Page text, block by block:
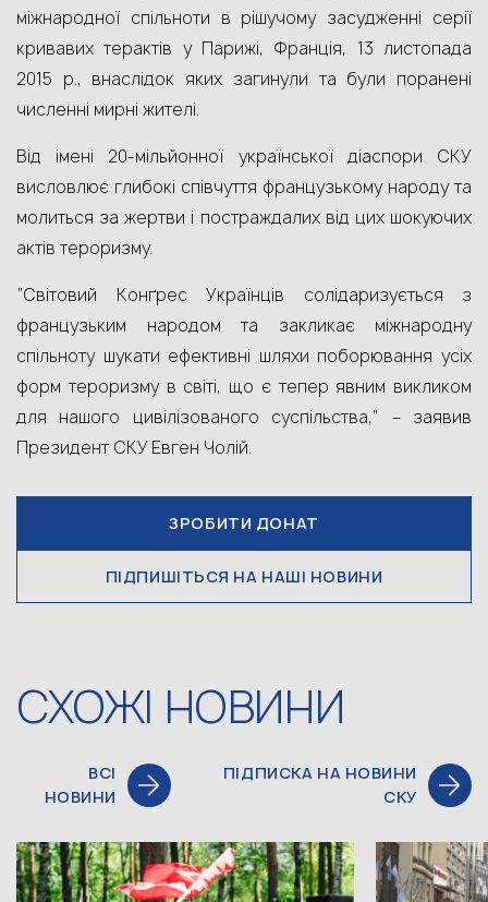
міжнародної спільноти в рішучому засудженні серії
кривавих терактів у Парижі, Франція, 13 листопада
2015 р., внаслідок яких загинули та були поранені
численні мирнi жителі.
Від імені 20-мільйонної української діаспори СКУ
висловлює глибокі співчуття французькому народу та
молиться за жертви і постраждалих від цих шокуючих
актів тероризму.
“Світовий Конґрес Українців солідаризується з
французьким народом та закликає міжнародну
спільноту шукати ефективні шляхи поборювання усіх
форм тероризму в світі, що є тепер явним викликом
для нaшого цивілізованого суспільства,” – заявив
Президент СКУ Евген Чолій.
ЗРОБИТИ ДОНАТ
ПІДПИШІТЬСЯ НА НАШІ НОВИНИ
СХОЖІ НОВИНИ
ВСІ
НОВИНИ
ПІДПИСКА НА НОВИНИ
СКУ